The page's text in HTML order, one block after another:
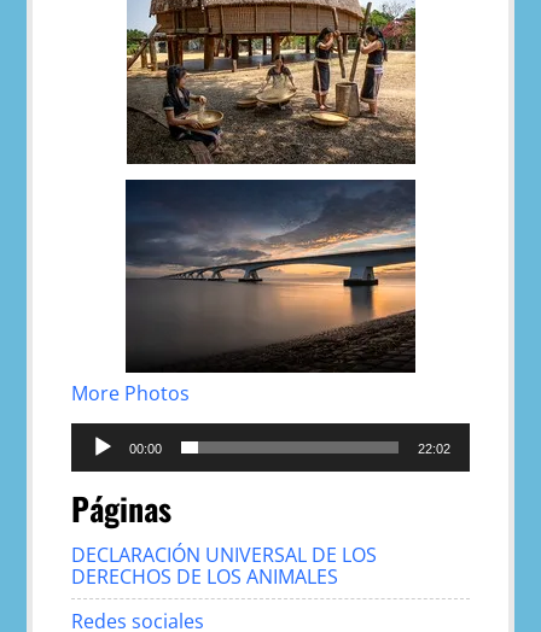
More Photos
Reproductor
audio
00:00 22:02
Páginas
DECLARACIÓN UNIVERSAL DE LOS
DERECHOS DE LOS ANIMALES
Redes sociales